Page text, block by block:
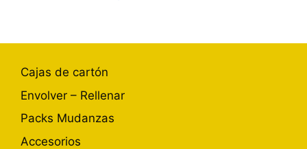
Cajas de cartón
Envolver – Rellenar
Packs Mudanzas
Accesorios